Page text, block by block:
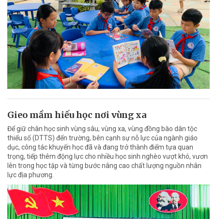
Gieo mầm hiếu học nơi vùng xa
Để giữ chân học sinh vùng sâu, vùng xa, vùng đồng bào dân tộc
thiểu số (DTTS) đến trường, bên cạnh sự nỗ lực của ngành giáo
dục, công tác khuyến học đã và đang trở thành điểm tựa quan
trọng, tiếp thêm động lực cho nhiều học sinh nghèo vượt khó, vươn
lên trong học tập và từng bước nâng cao chất lượng nguồn nhân
lực địa phương.